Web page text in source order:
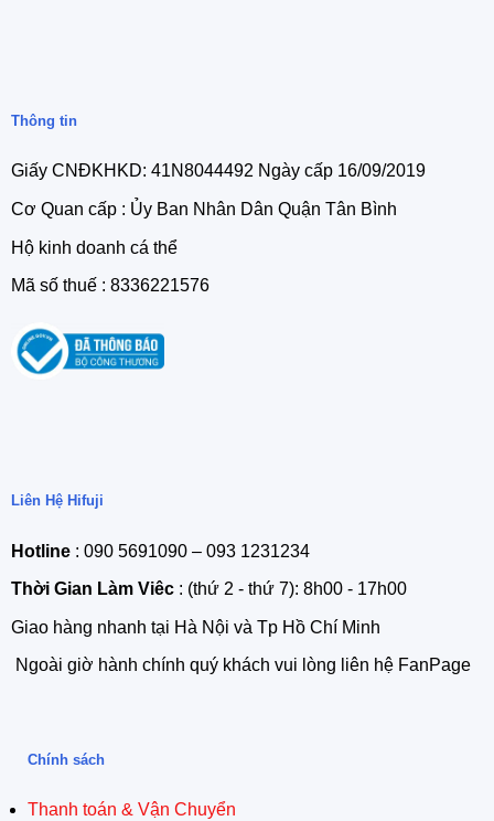
Thông tin
Giấy CNĐKHKD: 41N8044492 Ngày cấp 16/09/2019
Cơ Quan cấp : Ủy Ban Nhân Dân Quận Tân Bình
Hộ kinh doanh cá thể
Mã số thuế : 8336221576
Liên Hệ Hifuji
Hotline: 090 5691090 – 093 1231234
Thời Gian Làm Viêc: (thứ 2 - thứ 7): 8h00 - 17h00
Giao hàng nhanh tại Hà Nội và Tp Hồ Chí Minh
Ngoài giờ hành chính quý khách vui lòng liên hệ FanPage
Chính sách
Thanh toán & Vận Chuyển